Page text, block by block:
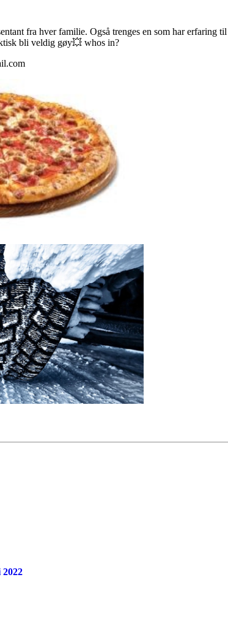
fra hver familie. Også trenges en som har erfaring
bli veldig gøy💥 whos in?